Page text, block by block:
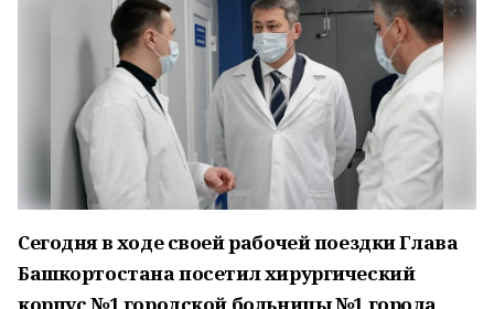
Сегодня в ходе своей рабочей поездки Глава
Башкортостана посетил хирургический